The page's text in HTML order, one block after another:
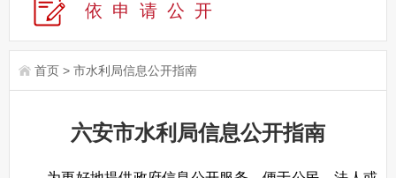
依申请公 开
首页 > 市水利局信息公开指南
六安市水利局信息公开指南